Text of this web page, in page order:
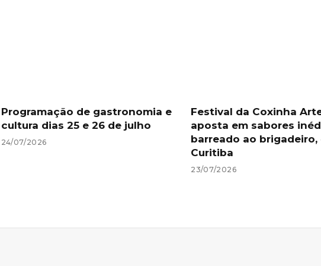
Programação de gastronomia e
cultura dias 25 e 26 de julho
24/07/2026
Festival da Coxinha
aposta em sabores
barreado ao brigadeiro,
Curitiba
23/07/2026